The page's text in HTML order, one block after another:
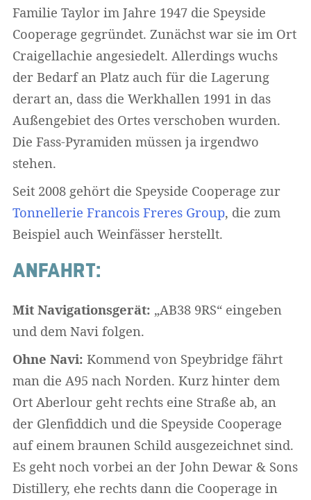
Familie Taylor im Jahre 1947 die Speyside
Cooperage gegründet. Zunächst war sie im Ort
Craigellachie angesiedelt. Allerdings wuchs
der Bedarf an Platz auch für die Lagerung
derart an, dass die Werkhallen 1991 in das
Außengebiet des Ortes verschoben wurden.
Die Fass-Pyramiden müssen ja irgendwo
stehen.
Seit 2008 gehört die Speyside Cooperage zur
Tonnellerie Francois Freres Group, die zum
Beispiel auch Weinfässer herstellt.
ANFAHRT:
Mit Navigationsgerät: „AB38 9RS“ eingeben
und dem Navi folgen.
Ohne Navi: Kommend von Speybridge fährt
man die A95 nach Norden. Kurz hinter dem
Ort Aberlour geht rechts eine Straße ab, an
der Glenfiddich und die Speyside Cooperage
auf einem braunen Schild ausgezeichnet sind.
Es geht noch vorbei an der John Dewar & Sons
Distillery, ehe rechts dann die Cooperage in